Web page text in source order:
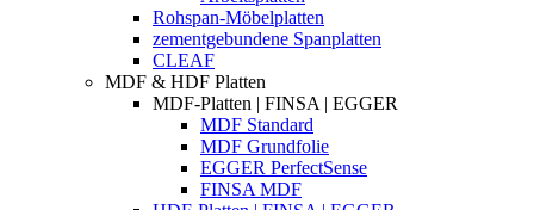
Rohspan-Möbelplatten
zementgebundene Spanplatten
CLEAF
MDF & HDF Platten
MDF-Platten | FINSA | EGGER
MDF Standard
MDF Grundfolie
EGGER PerfectSense
FINSA MDF